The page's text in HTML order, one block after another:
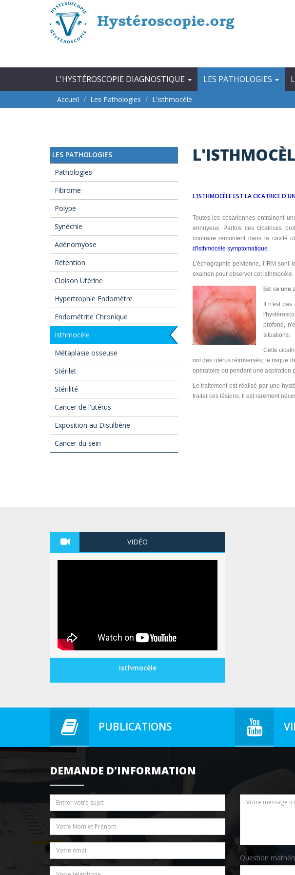
Aller au contenu principal
L'HYSTÉROSCOPIE DIAGNOSTIQUE LES PATHOLOGIES
Accueil Les Pathologies L'isthmocèle
LES PATHOLOGIES
Pathologies
Fibrome
Polype
Synéchie
Adénomyose
Rétention
Cloison Utérine
Hypertrophie Endomètre
Endométrite Chronique
Isthmocèle
Métaplasie osseuse
Stérilet
Stérilité
Cancer de l'utérus
Exposition au Distilbène
Cancer du sein
L'ISTHMOCÈLE EST LA CICATRICE
Toutes les césariennes entrainent
ennuyeux. Parfois ces cicatrices
contraire remontent dans la cavité
d'Isthmocèle symptomatique.
L'échographie pelvienne, l'IRM sont
examen pour observer cet
Est ce une
Il n'est
profond,
situations.
Cette
ont des utérus rétroversés; le risque
opératoire ou pendant une aspiration
Le traitement est réalisé par une
traiter ces lésions. Il est rarement
VIDÉO
isthmocèle
PUBLICATIONS
DEMANDE D'INFORMATION
Nom / Prénom
Email *
Question